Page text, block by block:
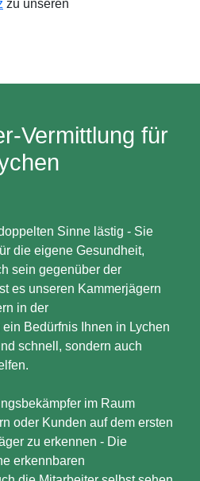
zu unseren
Vermittlung für
Sinne lästig - Sie
die eigene Gesundheit,
sein gegenüber der
es unseren Kammerjägern
in der
Bedürfnis Ihnen in Lychen
schnell, sondern auch
im Raum
oder Kunden auf dem ersten
zu erkennen - Die
erkennbaren